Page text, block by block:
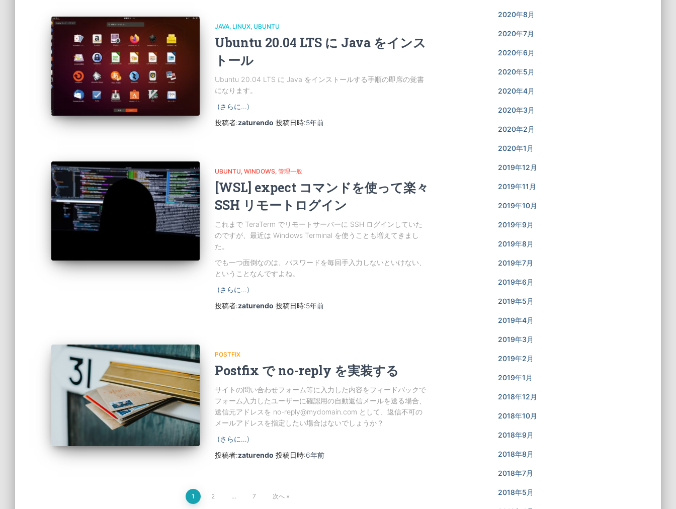
JAVA LINUX UBUNTU
Ubuntu 20.04 LTS に Java をインス
トール
Ubuntu 20.04 LTS に Java をインストールする手順の即席の覚書
になります。
(さらに…)
投稿者:zaturendo 投稿日時:5年前
UBUNTU WINDOWS 管理一般
[WSL] expect コマンドを使って楽々
SSH リモートログイン
これまで TeraTerm でリモートサーバーに SSH ログインしていた
のですが、最近は Windows Terminal を使うことも増えてきまし
た。
でも一つ面倒なのは、パスワードを毎回手入力しないといけない、
ということなんですよね。
(さらに…)
投稿者:zaturendo 投稿日時:5年前
POSTFIX
Postfix で no-reply を実装する
サイトの問い合わせフォーム等に入力した内容をフィードバックで
フォーム入力したユーザーに確認用の自動返信メールを送る場合、
送信元アドレスを no-reply@mydomain.com として、返信不可の
メールアドレスを指定したい場合はないでしょうか？
(さらに…)
投稿者:zaturendo 投稿日時:6年前
1 2 … 7 次へ
2020年8月
2020年7月
2020年6月
2020年5月
2020年4月
2020年3月
2020年2月
2020年1月
2019年12月
2019年11月
2019年10月
2019年9月
2019年8月
2019年7月
2019年6月
2019年5月
2019年4月
2019年3月
2019年2月
2019年1月
2018年12月
2018年10月
2018年9月
2018年8月
2018年7月
2018年5月